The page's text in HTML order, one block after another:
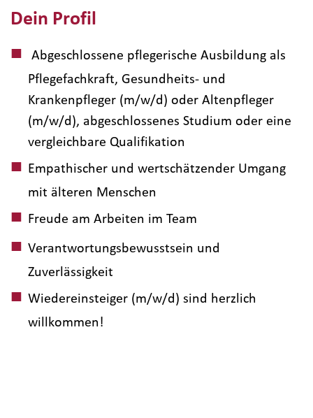
Dein Profil
Abgeschlossene pflegerische Ausbildung als
Pflegefachkraft, Gesundheits- und
Krankenpfleger (m/w/d) oder Altenpfleger
(m/w/d), abgeschlossenes Studium oder eine
vergleichbare Qualifikation
Empathischer und wertschätzender Umgang
mit älteren Menschen
Freude am Arbeiten im Team
Verantwortungsbewusstsein und
Zuverlässigkeit
Wiedereinsteiger (m/w/d) sind herzlich
willkommen!